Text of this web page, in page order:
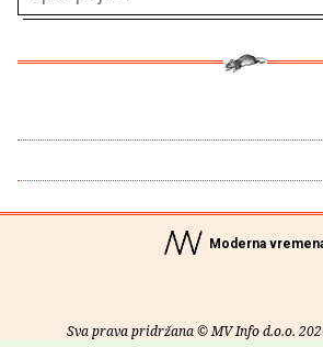
Moderna
Sva prava pridržana © MV Info d.o.o.